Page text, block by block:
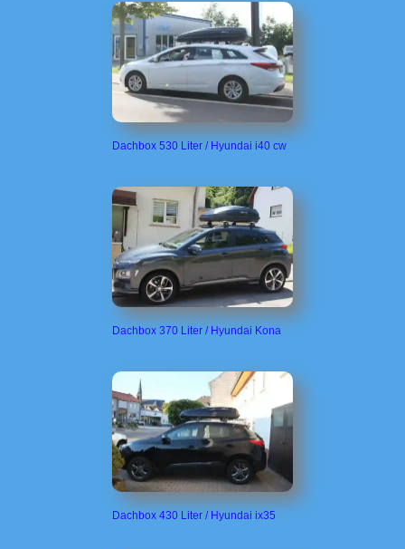
Dachbox 530 Liter / Hyundai i40 cw
Dachbox 370 Liter / Hyundai Kona
Dachbox 430 Liter / Hyundai ix35